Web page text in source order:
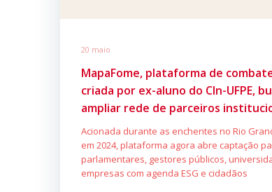
20 maio
MapaFome, plataforma de
criada por ex-aluno do CIn-UFPE,
ampliar rede de parceiros
Acionada durante as enchentes no Rio
em 2024, plataforma agora abre captação
parlamentares, gestores públicos,
empresas com agenda ESG e cidadãos